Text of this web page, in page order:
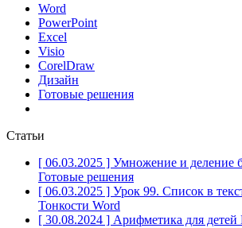
Word
PowerPoint
Excel
Visio
CorelDraw
Дизайн
Готовые решения
Статьи
[ 06.03.2025 ] Умножение и деление
Готовые решения
[ 06.03.2025 ] Урок 99. Список в
Тонкости Word
[ 30.08.2024 ] Арифметика для детей